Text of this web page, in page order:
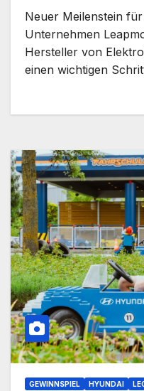
Neuer Meilenstein
Unternehmen
Hersteller von
einen wichtigen
GEWINNSPIEL HYUNDAI